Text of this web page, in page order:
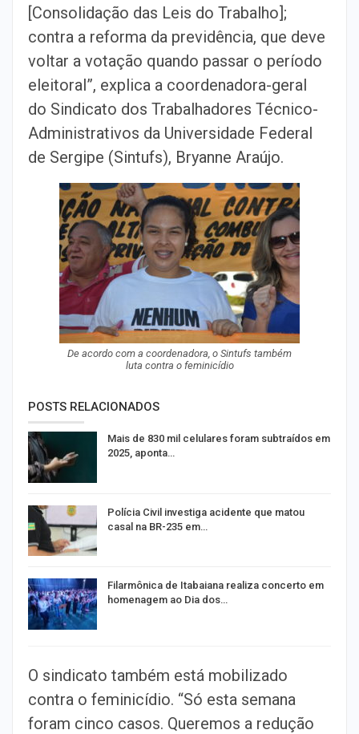
[Consolidação das Leis do Trabalho];
contra a reforma da previdência, que deve
voltar a votação quando passar o período
eleitoral”, explica a coordenadora-geral
do Sindicato dos Trabalhadores Técnico-
Administrativos da Universidade Federal
de Sergipe (Sintufs), Bryanne Araújo.
De acordo com a coordenadora, o Sintufs também
luta contra o feminicídio
POSTS RELACIONADOS
Mais de 830 mil celulares foram subtraídos em
2025, aponta…
Polícia Civil investiga acidente que matou
casal na BR-235 em…
Filarmônica de Itabaiana realiza concerto em
homenagem ao Dia dos…
O sindicato também está mobilizado
contra o feminicídio. “Só esta semana
foram cinco casos. Queremos a redução